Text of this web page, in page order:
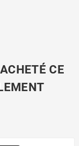
CE